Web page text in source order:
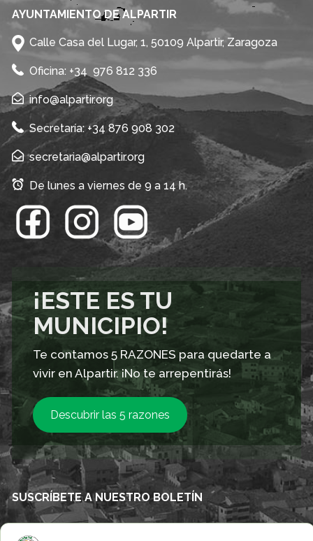
AYUNTAMIENTO DE ALPARTIR
Calle Casa del Lugar, 1, 50109 Alpartir, Zaragoza
Oficina: +34 976 812 336
info@alpartir.org
Secretaría: +34 876 908 302
secretaria@alpartir.org
De lunes a viernes de 9 a 14 h.
¡ESTE ES TU
MUNICIPIO!
Te contamos 5 RAZONES para quedarte a
vivir en Alpartir. ¡No te arrepentirás!
Descubrir las 5 razones
SUSCRÍBETE A NUESTRO BOLETÍN